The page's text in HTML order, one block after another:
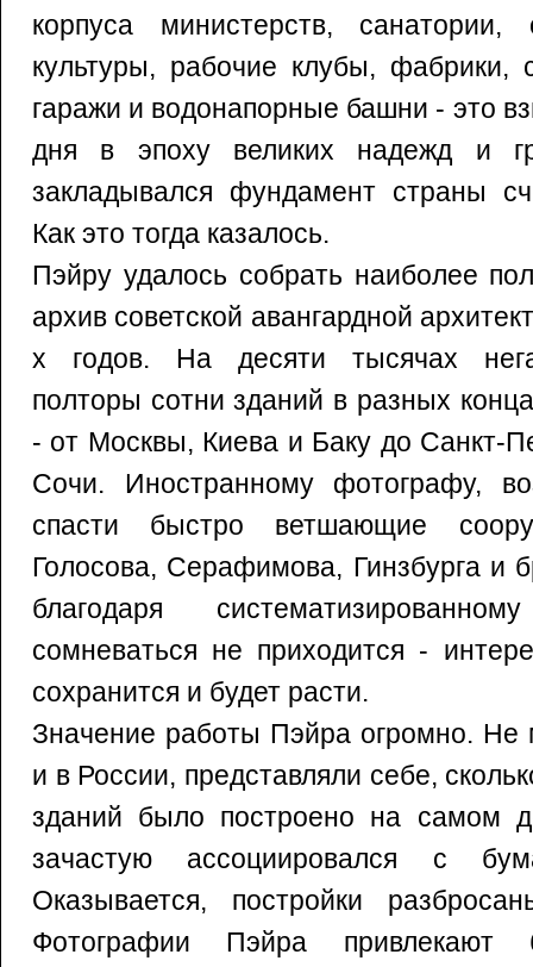
корпуса министерств,
культуры, рабочие клубы, фабрики,
гаражи и водонапорные башни - это
дня в эпоху великих надежд и
закладывался фундамент страны
Как это тогда казалось.
Пэйру удалось собрать наиболее
архив советской авангардной
х годов. На десяти тысячах
полторы сотни зданий в разных
- от Москвы, Киева и Баку до Санкт-
Сочи. Иностранному фотографу,
спасти быстро ветшающие
Голосова, Серафимова, Гинзбурга и
благодаря
сомневаться не приходится -
сохранится и будет расти.
Значение работы Пэйра огромно. Не
и в России, представляли себе,
зданий было построено на самом
зачастую ассоциировался с
Оказывается, постройки
Фотографии Пэйра привлекают